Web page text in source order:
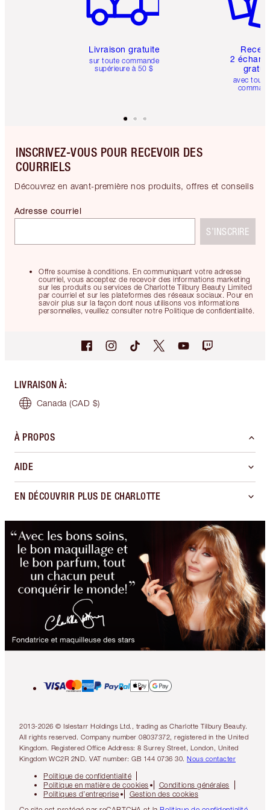
Livraison gratuite
sur toute commande
supérieure à 50 $
2
avec
INSCRIVEZ-VOUS POUR RECEVOIR DES
COURRIELS
Découvrez en avant-première nos produits, offres et conseils
Offre soumise à conditions. En communiquant votre adresse
courriel, vous acceptez de recevoir des informations marketing
sur les produits ou services de Charlotte Tilbury Beauty Limited
par courriel et sur les plateformes des réseaux sociaux. Pour en
savoir plus sur la façon dont nous utilisons vos informations
personnelles, veuillez consulter notre Politique de confidentialité.
Adresse courriel
S’INSCRIRE
LIVRAISON À:
Canada (CAD $)
À PROPOS
AIDE
EN DÉCOUVRIR PLUS DE CHARLOTTE
2013-2026 © Islestarr Holdings Ltd., trading as Charlotte Tilbury Beauty.
All rights reserved. Company number 08037372, registered in the United
Kingdom. Registered Office Address: 8 Surrey Street, London, United
Kingdom WC2R 2ND. VAT number: GB 144 0736 30. Nous contacter
Politique de confidentialité
Politique en matière de cookies
Conditions générales
Politiques d’entreprise
Gestion des cookies